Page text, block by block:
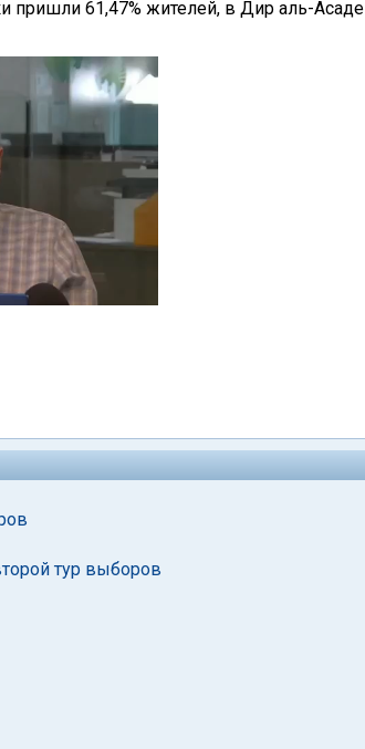
пришли 61,47% жителей, в Дир аль-Асаде
тур выборов